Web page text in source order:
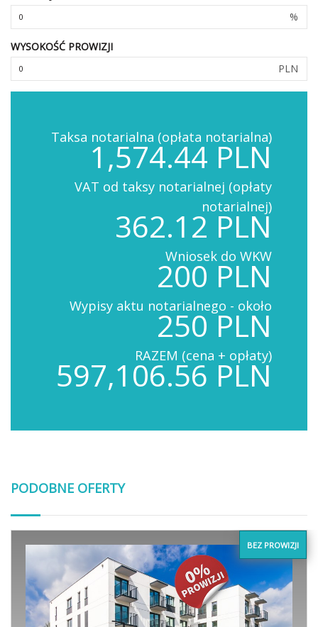
%
WYSOKOŚĆ PROWIZJI
PLN
Taksa notarialna (opłata notarialna)
1,574.44 PLN
VAT od taksy notarialnej (opłaty
notarialnej)
362.12 PLN
Wniosek do WKW
200 PLN
Wypisy aktu notarialnego - około
250 PLN
RAZEM (cena + opłaty)
597,106.56 PLN
PODOBNE OFERTY
BEZ PROWIZJI